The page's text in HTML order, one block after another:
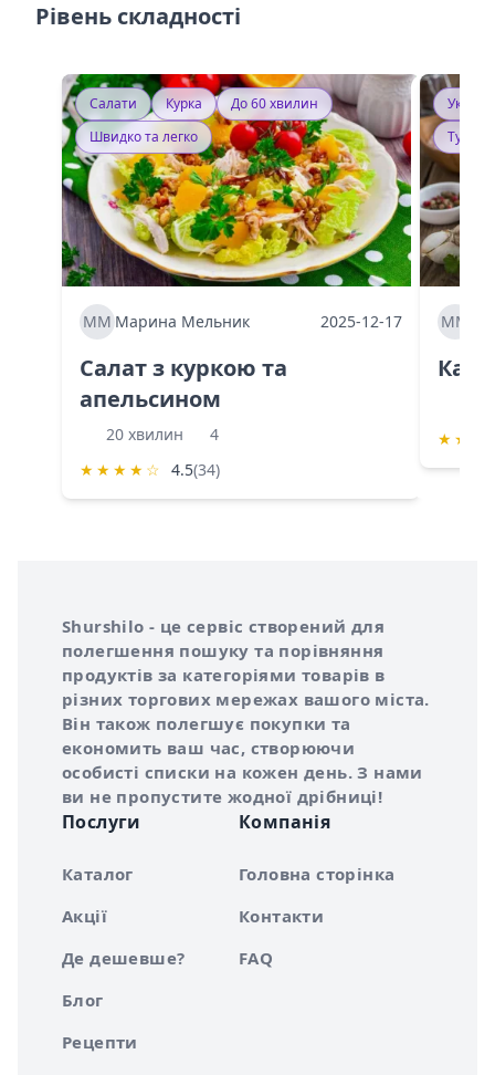
Рівень складності
Салати Курка
До 60 хвилин
Швидко та легко
ММ Марина Мельник 2025-12-17
Салат з куркою та
апельсином
20 хвилин
4
★ ★ ★ ★ ☆ 4.5(34)
ММ
★ ★
Про сервіс Shurshilo
Shurshilo - це сервіс створений для
полегшення пошуку та порівняння
продуктів за категоріями товарів в
різних торгових мережах вашого міста.
Він також полегшує покупки та
економить ваш час, створюючи
особисті списки на кожен день. З нами
ви не пропустите жодної дрібниці!
Послуги
Каталог
Акції
Де дешевше?
Блог
Рецепти
Компанія
Головна сторінка
Контакти
FAQ